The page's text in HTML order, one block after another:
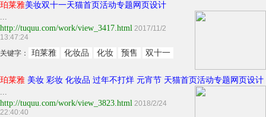
珀莱雅美妆双十一天猫首页活动专题网页设计
...
http://tuquu.com/work/view_3417.html 2017/11/2
13:47:24
关键字：
珀莱雅 化妆品 化妆 预售 双十一
珀莱雅 美妆 彩妆 化妆品 过年不打烊 元宵节 天猫首页活动专题网页设计
...
http://tuquu.com/work/view_3823.html 2018/2/24
22:40:40